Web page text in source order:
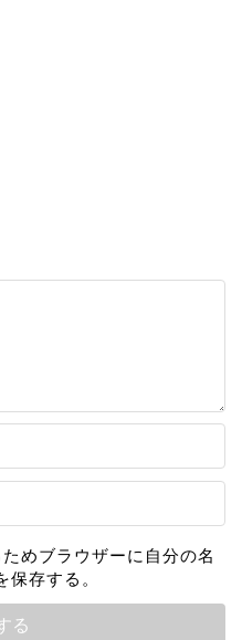
めブラウザーに自分の名
存する。